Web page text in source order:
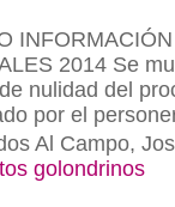
2014 Se
nulidad del
por el
Al Campo,
golondrinos